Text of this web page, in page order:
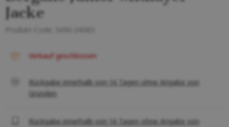
Jacke
Verkauf geschlossen
Rückgabe innerhalb von 14 Tagen ohne Angabe von
Gründen
Rückgabe innerhalb von 14 Tagen ohne Angabe von